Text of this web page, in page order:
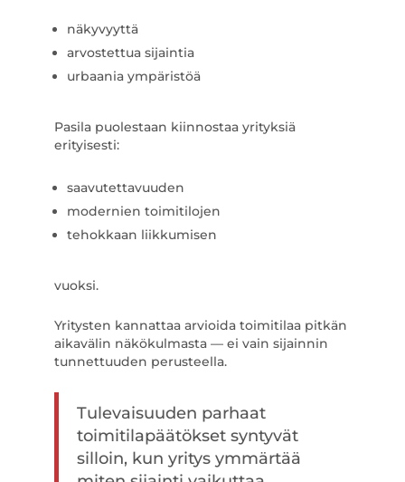
näkyvyyttä
arvostettua sijaintia
urbaania ympäristöä
Pasila puolestaan kiinnostaa yrityksiä
erityisesti:
saavutettavuuden
modernien toimitilojen
tehokkaan liikkumisen
vuoksi.
Yritysten kannattaa arvioida toimitilaa pitkän
aikavälin näkökulmasta — ei vain sijainnin
tunnettuuden perusteella.
Tulevaisuuden parhaat
toimitilapäätökset syntyvät
silloin, kun yritys ymmärtää